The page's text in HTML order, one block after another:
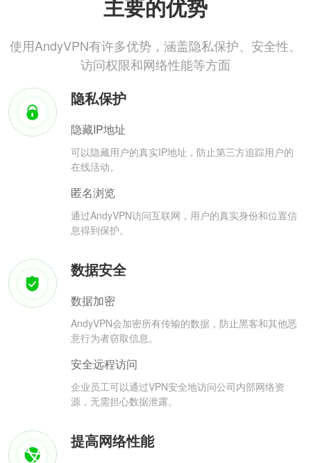
主要的优势
使用AndyVPN有许多优势，涵盖隐私保护、安全性、
访问权限和网络性能等方面
隐私保护
隐藏IP地址
可以隐藏用户的真实IP地址，防止第三方追踪用户的
在线活动。
匿名浏览
通过AndyVPN访问互联网，用户的真实身份和位置信
息得到保护。
数据安全
数据加密
AndyVPN会加密所有传输的数据，防止黑客和其他恶
意行为者窃取信息。
安全远程访问
企业员工可以通过VPN安全地访问公司内部网络资
源，无需担心数据泄露。
提高网络性能